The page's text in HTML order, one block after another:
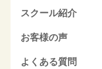
スクール紹介
お客様の声
よくある質問